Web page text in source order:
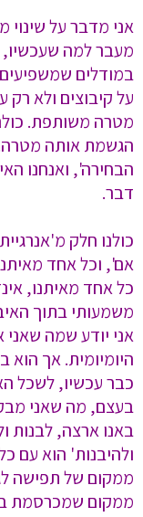
אני מדבר על
מעבר למה שעכשיו,
במודלים
על קיבוצים ולא
מטרה משותפת. כולם
הגשמת אותה מטרה.
הבחירה', ואנחנו
דבר.
כולנו חלק
אם', וכל אחד
כל אחד מאיתנו,
משמעותי בתוך
אני יודע שמה שאני
היומיומית. אך
כבר עכשיו, לשכל
בעצם, מה שאני
באנו ארצה, לבנות
ולהיבנות' הוא עם
ממקום של תפישה
ממקום שמכרסמת